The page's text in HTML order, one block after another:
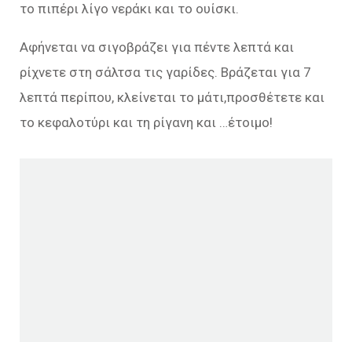
το πιπέρι λίγο νεράκι και το ουίσκι.
Αφήνεται να σιγοβράζει για πέντε λεπτά και
ρίχνετε στη σάλτσα τις γαρίδες. Βράζεται για 7
λεπτά περίπου, κλείνεται το μάτι,προσθέτετε και
το κεφαλοτύρι και τη ρίγανη και …έτοιμο!